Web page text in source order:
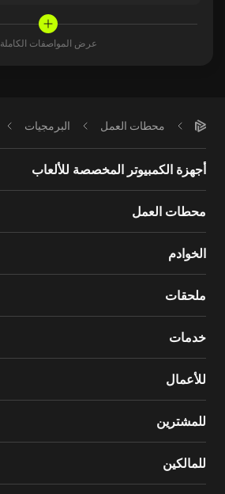
عرض المواصفات الكاملة
محطات العمل البرمجيات
أجهزة الكمبيوتر المخصصة للألعاب
محطات العمل
الخوادم
ملحقات
خدمات
للأعمال
للمشترين
للمالكين